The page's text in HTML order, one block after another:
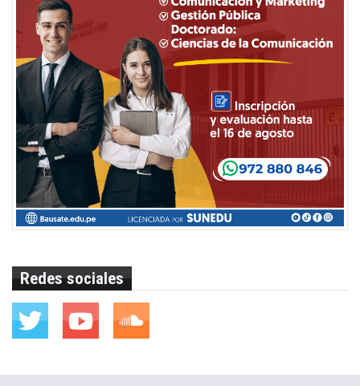
Redes sociales